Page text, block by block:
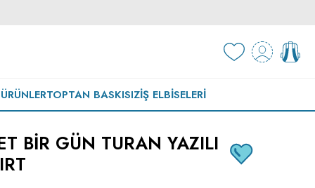
TOPTAN BASKISIZİŞ ELBISELERI
BİR GÜN TURAN YAZILI